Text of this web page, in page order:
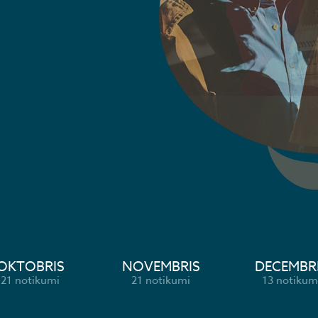
21 notikumi
NOVEMBRIS
21 notikumi 13